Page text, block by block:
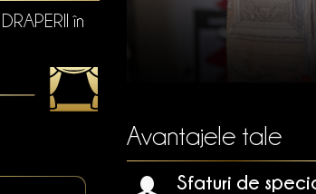
în
Avantajele tale
Sfaturi de